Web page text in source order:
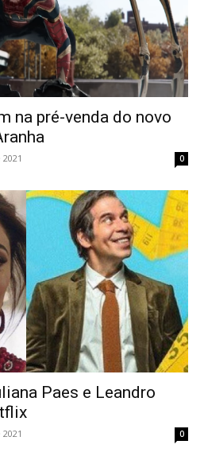
na pré-venda do novo
0
Paes e Leandro
0